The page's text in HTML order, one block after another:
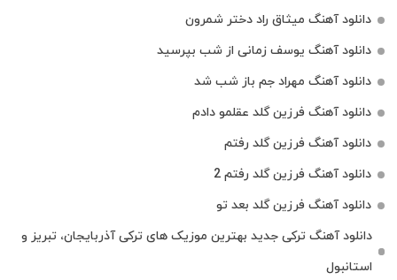
دانلود آهنگ میثاق راد دختر شمرون
دانلود آهنگ یوسف زمانی از شب بپرسید
دانلود آهنگ مهراد جم باز شب شد
دانلود آهنگ فرزین گلد عقلمو دادم
دانلود آهنگ فرزین گلد رفتم
دانلود آهنگ فرزین گلد رفتم 2
دانلود آهنگ فرزین گلد بعد تو
دانلود آهنگ ترکی جدید بهترین موزیک‌ های ترکی آذربایجان، تبریز و
استانبول